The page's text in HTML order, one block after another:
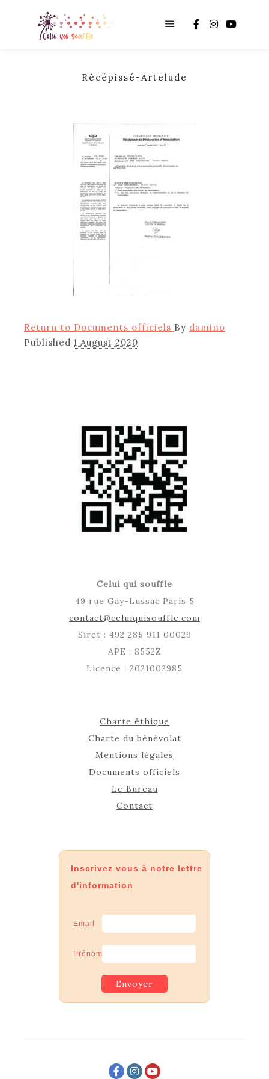
Récépissé-Artelude
Return to Documents officiels By damino
Published 1 August 2020
Celui qui souffle
49 rue Gay-Lussac Paris 5
contact@celuiquisouffle.com
Siret : 492 285 911 00029
APE : 8552Z
Licence : 2021002985
Charte éthique
Charte du bénévolat
Mentions légales
Documents officiels
Le Bureau
Contact
Inscrivez vous à notre lettre
d'information
Email
Prénom